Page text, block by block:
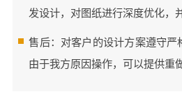
发设计，对图纸进行深度优化，
售后：对客户的设计方案遵守严
由于我方原因操作，可以提供重